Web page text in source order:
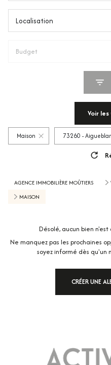
Localisation
Budget
Voir les
Maison 73260 -
AGENCE IMMOBILIÈRE MOÛTIERS
MAISON
Désolé, aucun bien
Ne manquez pas les prochaines
soyez informé dès qu'un
CRÉER UNE